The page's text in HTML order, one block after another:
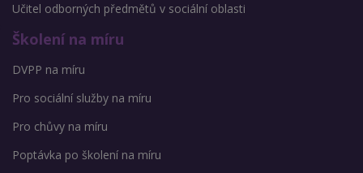
Učitel odborných předmětů v sociální oblasti
Školení na míru
DVPP na míru
Pro sociální služby na míru
Pro chůvy na míru
Poptávka po školení na míru